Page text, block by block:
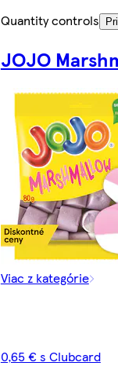
Quantity controls
JOJO
Viac z kategórie
0,65 € s Clubcard